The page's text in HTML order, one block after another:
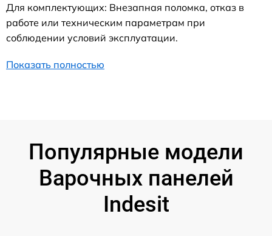
Для комплектующих: Внезапная поломка, отказ в
работе или техническим параметрам при
соблюдении условий эксплуатации.
Показать полностью
Популярные модели
Варочных панелей
Indesit